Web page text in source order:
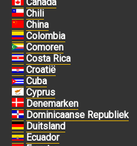
Chili
China
Colombia
Comoren
Costa Rica
Croatië
Cuba
Cyprus
Denemarken
Dominicaanse Republiek
Duitsland
Ecuador